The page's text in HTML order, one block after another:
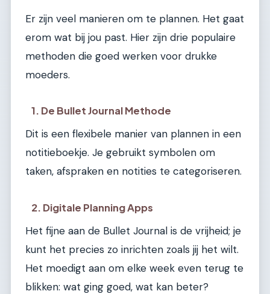
Er zijn veel manieren om te plannen. Het gaat
erom wat bij jou past. Hier zijn drie populaire
methoden die goed werken voor drukke
moeders.
1. De Bullet Journal Methode
Dit is een flexibele manier van plannen in een
notitieboekje. Je gebruikt symbolen om
taken, afspraken en notities te categoriseren.
2. Digitale Planning Apps
Het fijne aan de Bullet Journal is de vrijheid; je
kunt het precies zo inrichten zoals jij het wilt.
Het moedigt aan om elke week even terug te
blikken: wat ging goed, wat kan beter?